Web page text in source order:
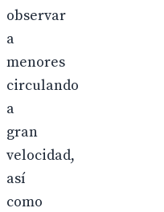
observar
a
menores
circulando
a
gran
velocidad,
así
como